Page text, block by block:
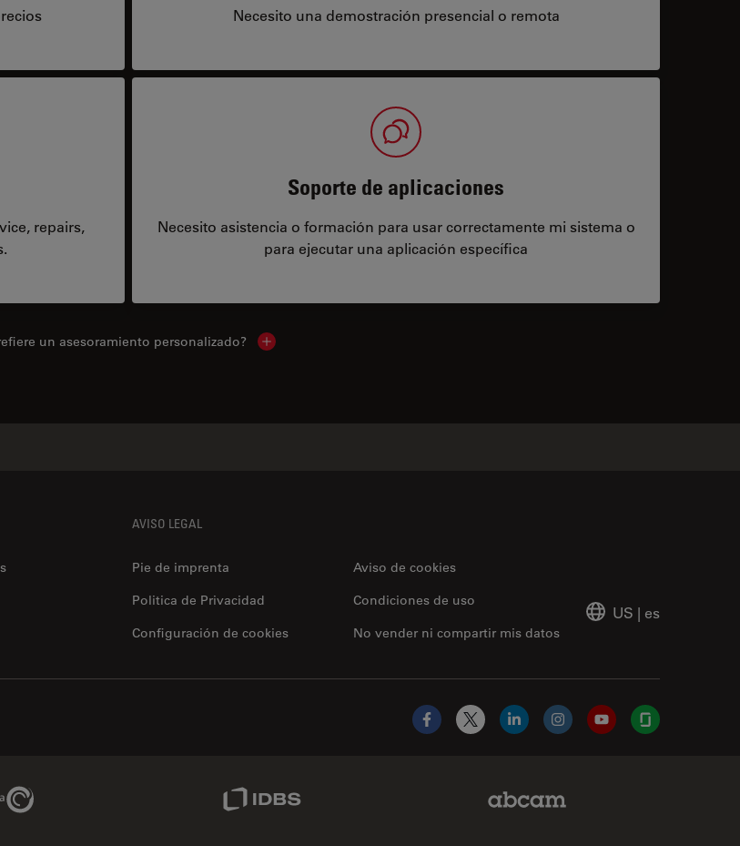
Necesito una demostración presencial o remota
repairs,
Soporte de aplicaciones
Necesito asistencia o formación para usar correctamente mi sistema o
para ejecutar una aplicación específica
un asesoramiento personalizado? Show local contacts
AVISO LEGAL
Pie de imprenta
Aviso de cookies
Politica de Privacidad
No vender ni compartir mis datos
Condiciones de uso
Configuración de cookies
US | es
Facebook
X LinkedInInstagramYouTubeGlassdoor
Genedata Link IDBS Link